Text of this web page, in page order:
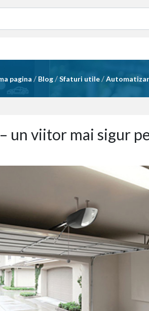
pagina / Blog /Sfaturi utile /
un viitor mai sigur